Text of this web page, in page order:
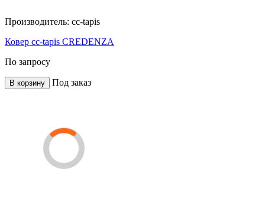
Производитель: cc-tapis
Ковер cc-tapis CREDENZA
По запросу
В корзину Под заказ